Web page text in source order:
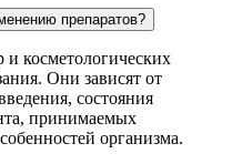
препаратов?
косметологических
Они зависят от
состояния
принимаемых
организма.